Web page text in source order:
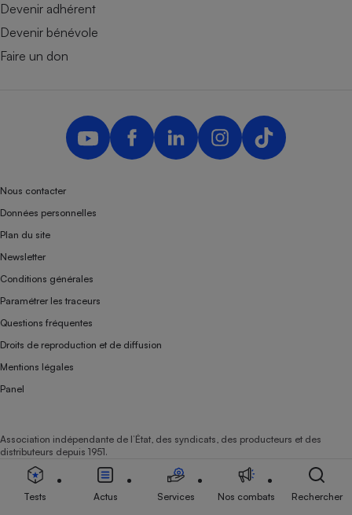
Devenir adhérent
Devenir bénévole
Faire un don
Nous contacter
Données personnelles
Plan du site
Newsletter
Conditions générales
Paramétrer les traceurs
Questions fréquentes
Droits de reproduction et de diffusion
Mentions légales
Panel
Association indépendante de l’État, des syndicats, des producteurs et des
distributeurs depuis 1951.
Tests Actus Services Nos combats Rechercher